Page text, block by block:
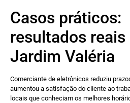
Casos práticos:
resultados reais
Jardim Valéria
Comerciante de eletrônicos reduziu
aumentou a satisfação do cliente ao
locais que conheciam os melhores